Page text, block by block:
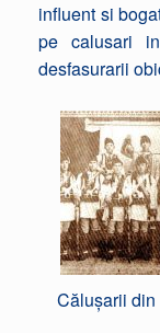
influent si
pe calusari
desfasurarii
Călușarii